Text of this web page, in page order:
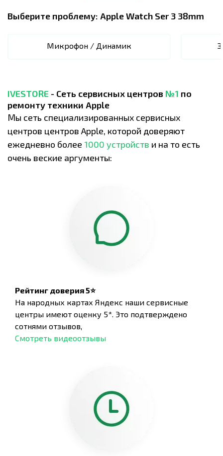
Выберите проблему: Apple Watch Ser 3 38mm
Микрофон / Динамик
IVESTORE - Сеть сервисных центров №1 по
ремонту техники Apple
Мы сеть специализированных сервисных
центров центров Apple, которой доверяют
ежедневно более 1000 устройств и на то есть
очень веские аргументы:
Рейтинг доверия 5⭐
На народных картах Яндекс наши сервисные
центры имеют оценку 5*. Это подтверждено
сотнями отзывов,
Смотреть видеоотзывы